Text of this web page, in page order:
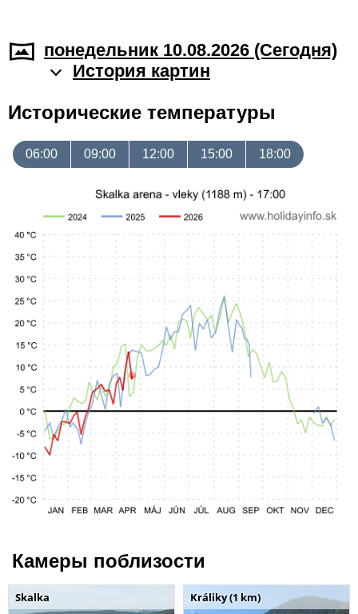
понедельник 10.08.2026 (Cегодня)
История картин
Исторические температуры
06:00 09:00 12:00 15:00 18:00
Камеры поблизости
Skalka Králiky (1 km)